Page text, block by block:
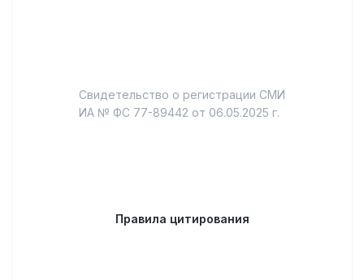
Свидетельство о регистрации СМИ
ИА № ФС 77-89442 от 06.05.2025 г.
Правила цитирования